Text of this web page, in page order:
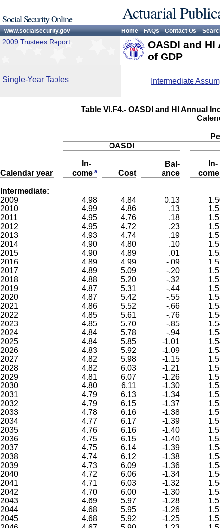
Social Security Online Actuarial
www.socialsecurity.gov Home FAQs Contact Us
2009 Trustees Report
OASDI and
of GDP
Single-Year Tables Intermediate
Table VI.F4.- OASDI and HI Annual
OASDI
Calendar year
In-
come a Cost
Bal-
ance
come
Intermediate:
2009
4.98 4.84 0.13
2010
4.99 4.86 .13
2011
4.95 4.76 .18
2012
4.95 4.72 .23
2013
4.93 4.74 .19
2014
4.90 4.80 .10
2015
4.90 4.89 .01
2016
4.89 4.99 -.09
2017
4.89 5.09 -.20
2018
4.88 5.20 -.32
2019
4.87 5.31 -.44
2020
4.87 5.42 -.55
2021
4.86 5.52 -.66
2022
4.85 5.61 -.76
2023
4.85 5.70 -.85
2024
4.84 5.78 -.94
2025
4.84 5.85 -1.01
2026
4.83 5.92 -1.09
2027
4.82 5.98 -1.15
2028
4.82 6.03 -1.21
2029
4.81 6.07 -1.26
2030
4.80 6.11 -1.30
2031
4.79 6.13 -1.34
2032
4.79 6.15 -1.37
2033
4.78 6.16 -1.38
2034
4.77 6.17 -1.39
2035
4.76 6.16 -1.40
2036
4.75 6.15 -1.40
2037
4.75 6.14 -1.39
2038
4.74 6.12 -1.38
2039
4.73 6.09 -1.36
2040
4.72 6.06 -1.34
2041
4.71 6.03 -1.32
2042
4.70 6.00 -1.30
2043
4.69 5.97 -1.28
2044
4.68 5.95 -1.26
2045
4.68 5.92 -1.25